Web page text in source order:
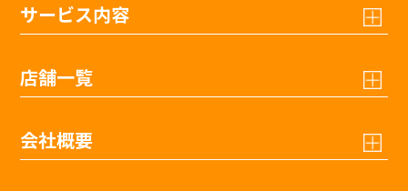
サービス内容
店舗一覧
会社概要